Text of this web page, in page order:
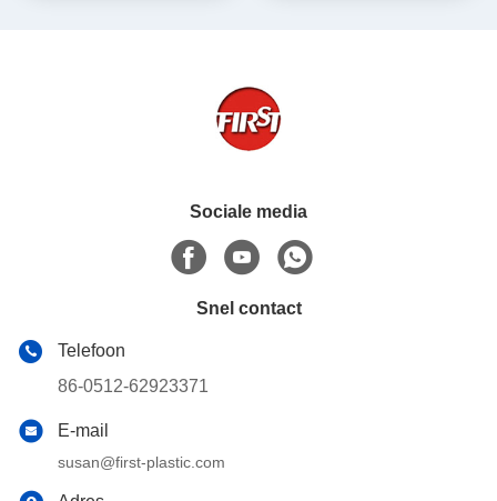
Sociale media
Snel contact
Telefoon
86-0512-62923371
E-mail
susan@first-plastic.com